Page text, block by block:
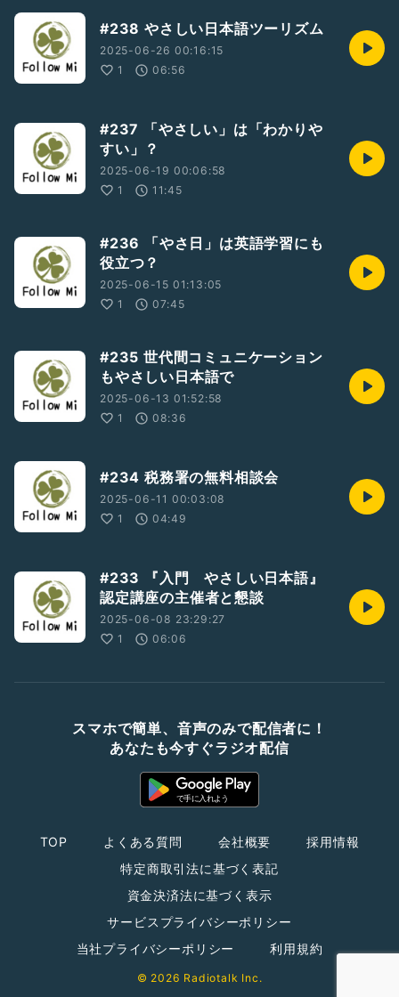
#238 やさしい日本語ツーリズム
2025-06-26 00:16:15
1
06:56
#237 「やさしい」は「わかりや
すい」？
2025-06-19 00:06:58
1
11:45
#236 「やさ日」は英語学習にも
役立つ？
2025-06-15 01:13:05
1
07:45
#235 世代間コミュニケーション
もやさしい日本語で
2025-06-13 01:52:58
1
08:36
#234 税務署の無料相談会
2025-06-11 00:03:08
1
04:49
#233 『入門 やさしい日本語』
認定講座の主催者と懇談
2025-06-08 23:29:27
1
06:06
スマホで簡単、音声のみで配信者に！
あなたも今すぐラジオ配信
TOP よくある質問 会社概要
採用情報
特定商取引法に基づく表記
資金決済法に基づく表示
サービスプライバシーポリシー
当社プライバシーポリシー
利用規約
© 2026 Radiotalk Inc.